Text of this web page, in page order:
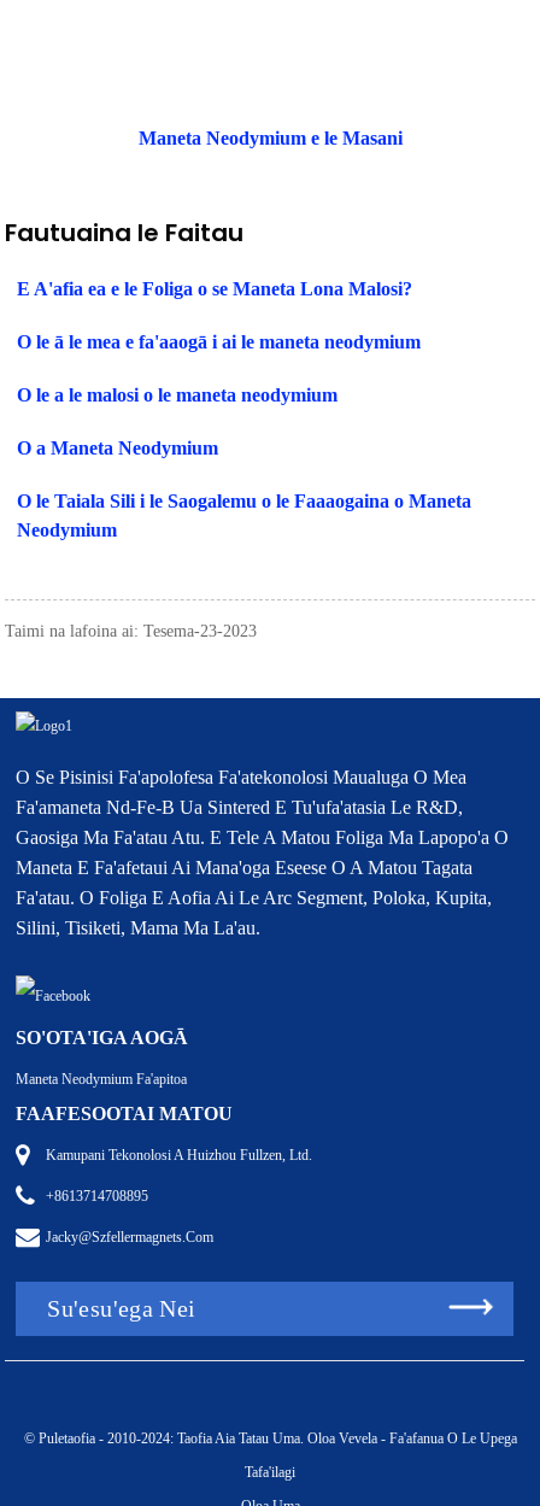
Maneta Neodymium e le Masani
Fautuaina le Faitau
E A'afia ea e le Foliga o se Maneta Lona Malosi?
O le ā le mea e fa'aaogā i ai le maneta neodymium
O le a le malosi o le maneta neodymium
O a Maneta Neodymium
O le Taiala Sili i le Saogalemu o le Faaaogaina o Maneta
Neodymium
Taimi na lafoina ai: Tesema-23-2023
O Se Pisinisi Fa'apolofesa Fa'atekonolosi Maualuga O Mea
Fa'amaneta Nd-Fe-B Ua Sintered E Tu'ufa'atasia Le R&D,
Gaosiga Ma Fa'atau Atu. E Tele A Matou Foliga Ma Lapopo'a O
Maneta E Fa'afetaui Ai Mana'oga Eseese O A Matou Tagata
Fa'atau. O Foliga E Aofia Ai Le Arc Segment, Poloka, Kupita,
Silini, Tisiketi, Mama Ma La'au.
SO'OTA'IGA AOGĀ
Maneta Neodymium Fa'apitoa
FAAFESOOTAI MATOU
Kamupani Tekonolosi A Huizhou Fullzen, Ltd.
+8613714708895
Jacky@szfellermagnets.com
Su'esu'ega Nei
© Puletaofia - 2010-2024: Taofia Aia Tatau Uma. Oloa Vevela- Fa'afanua O Le Upega
Tafa'ilagi